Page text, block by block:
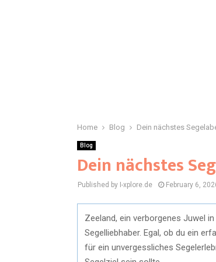
Home Blog Dein nächstes
Blog
Dein nächstes
Published by I-xplore.de February 6,
Zeeland, ein verborgenes Juwel
Segelliebhaber. Egal, ob du ein
für ein unvergessliches